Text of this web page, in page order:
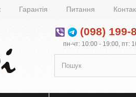
Гарантія Питання
(098) 199-
пн-чт: 10:00 - 19:00, пт: